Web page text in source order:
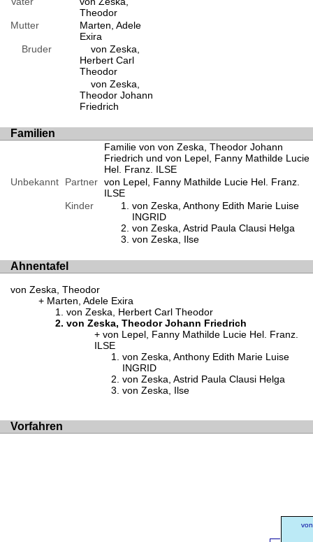
Theodor
Mutter
Marten, Adele
Exira
Bruder
von Zeska,
Herbert Carl
Theodor
von Zeska,
Theodor Johann
Friedrich
Familien
Familie von von Zeska, Theodor Johann
Friedrich und von Lepel, Fanny Mathilde Lucie
Hel. Franz. ILSE
Unbekannt
Partner von Lepel, Fanny Mathilde Lucie Hel. Franz.
ILSE
Kinder
von Zeska, Anthony Edith Marie Luise
INGRID
von Zeska, Astrid Paula Clausi Helga
von Zeska, Ilse
Ahnentafel
von Zeska, Theodor
Marten, Adele Exira
von Zeska, Herbert Carl Theodor
von Zeska, Theodor Johann Friedrich
von Lepel, Fanny Mathilde Lucie Hel. Franz.
ILSE
von Zeska, Anthony Edith Marie Luise
INGRID
von Zeska, Astrid Paula Clausi Helga
von Zeska, Ilse
Vorfahren